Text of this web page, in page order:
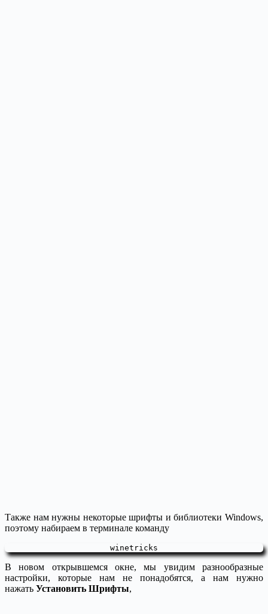
Также нам нужны некоторые шрифты и библиотеки Windows,
поэтому набираем в терминале команду
winetricks
В новом открывшемся окне, мы увидим разнообразные
настройки, которые нам не понадобятся, а нам нужно
нажать Установить Шрифты,